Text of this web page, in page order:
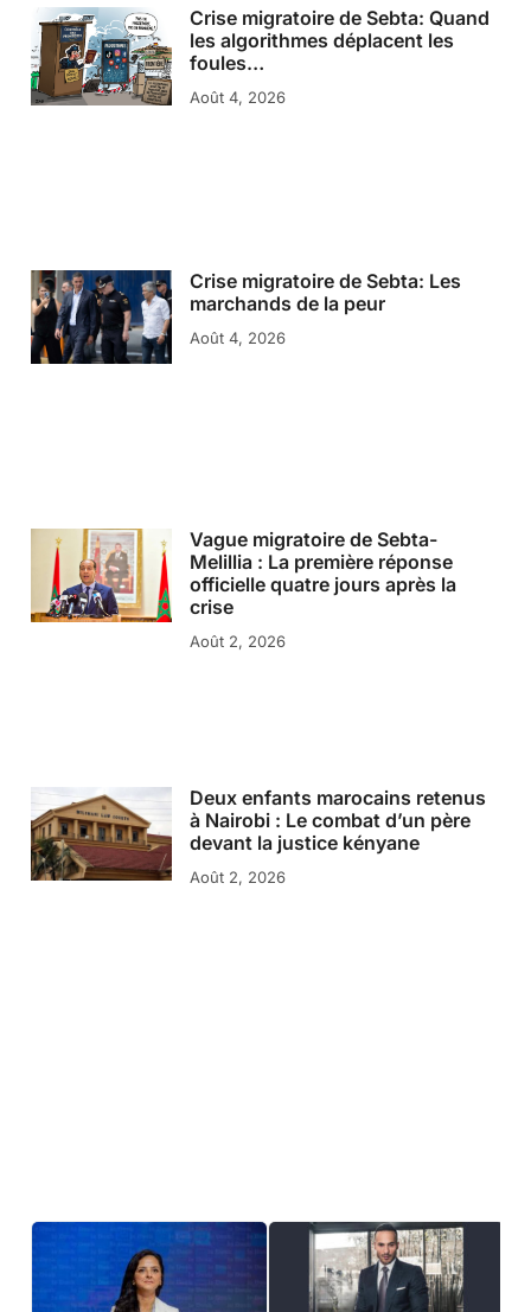
Crise migratoire de Sebta: Quand
les algorithmes déplacent les
foules…
Août 4, 2026
Crise migratoire de Sebta: Les
marchands de la peur
Août 4, 2026
Vague migratoire de Sebta-
Melillia : La première réponse
officielle quatre jours après la
crise
Août 2, 2026
Deux enfants marocains retenus
à Nairobi : Le combat d’un père
devant la justice kényane
Août 2, 2026